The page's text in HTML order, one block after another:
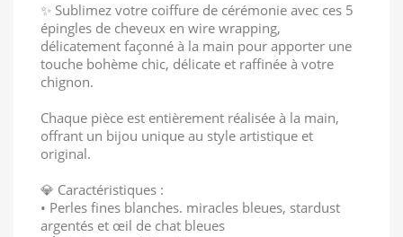
✨ Sublimez votre coiffure de cérémonie avec ces 5
épingles de cheveux en wire wrapping,
délicatement façonné à la main pour apporter une
touche bohème chic, délicate et raffinée à votre
chignon.
Chaque pièce est entièrement réalisée à la main,
offrant un bijou unique au style artistique et
original.
💎 Caractéristiques :
• Perles fines blanches. miracles bleues, stardust
argentés et œil de chat bleues